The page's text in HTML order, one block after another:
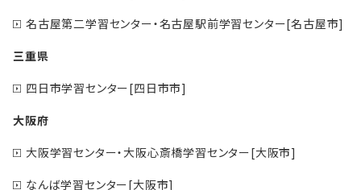
名古屋第二学習センター・名古屋駅前学習センター[名古屋市]
三重県
四日市学習センター[四日市市]
大阪府
大阪学習センター・大阪心斎橋学習センター[大阪市]
なんば学習センター[大阪市]